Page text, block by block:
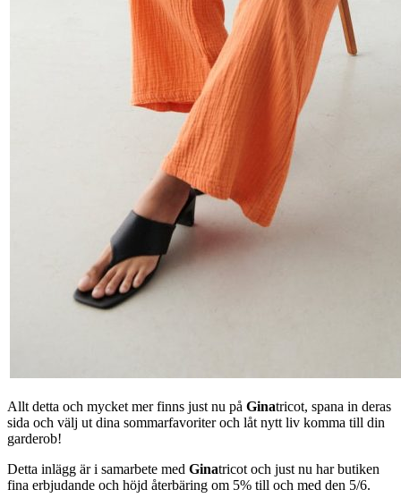
Allt detta och mycket mer finns just nu på Ginatricot, spana in deras
sida och välj ut dina sommarfavoriter och låt nytt liv komma till din
garderob!
Detta inlägg är i samarbete med Ginatricot och just nu har butiken
fina erbjudande och höjd återbäring om 5% till och med den 5/6.